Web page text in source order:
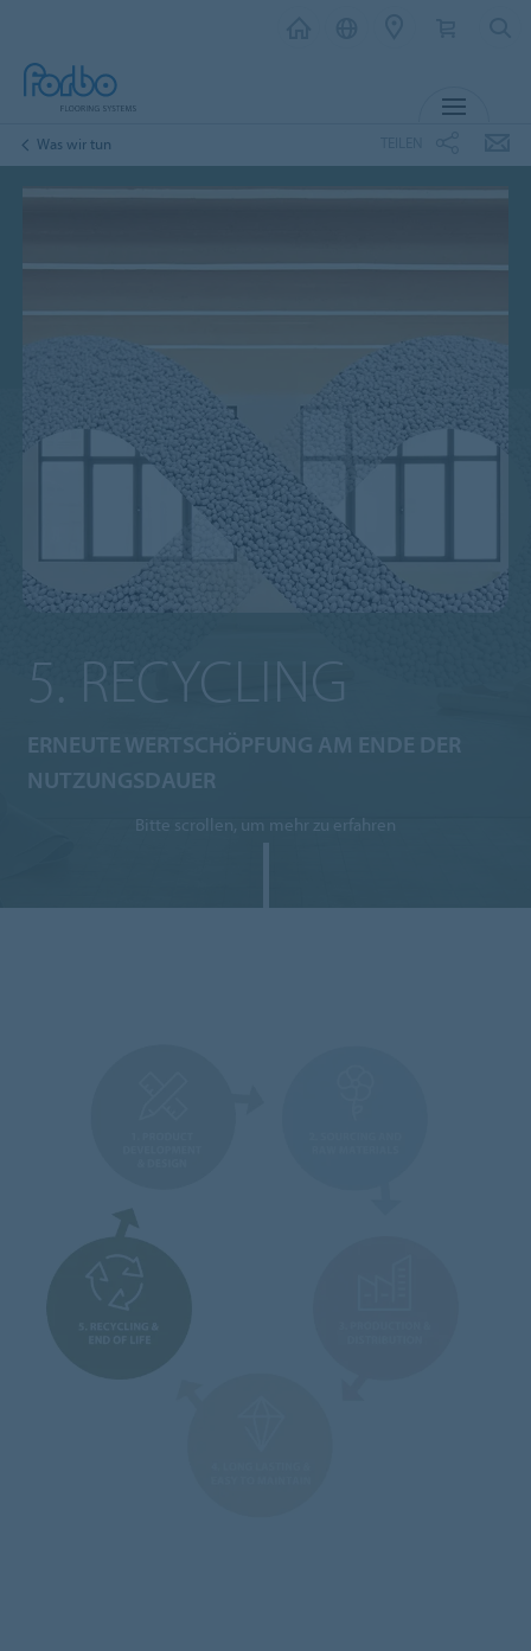
Was wir tun
5. RECYCLING
ERNEUTE WERTSCHÖPFUNG AM ENDE DER
NUTZUNGSDAUER
Bitte scrollen, um mehr zu erfahren